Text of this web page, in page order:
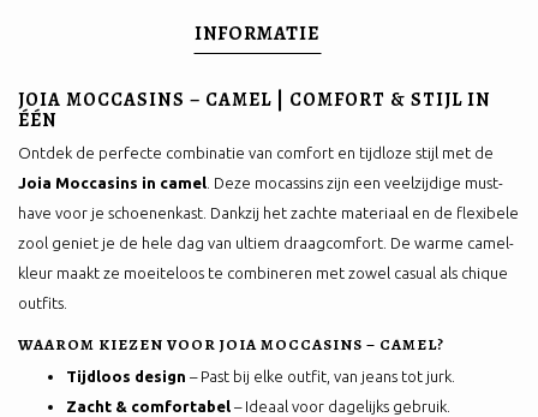
INFORMATIE
JOIA MOCCASINS – CAMEL | COMFORT & STIJL IN
ÉÉN
Ontdek de perfecte combinatie van comfort en tijdloze stijl met de
Joia Moccasins in camel . Deze mocassins zijn een veelzijdige must-
have voor je schoenenkast. Dankzij het zachte materiaal en de flexibele
zool geniet je de hele dag van ultiem draagcomfort. De warme camel-
kleur maakt ze moeiteloos te combineren met zowel casual als chique
outfits.
WAAROM KIEZEN VOOR JOIA MOCCASINS – CAMEL?
Tijdloos design – Past bij elke outfit, van jeans tot jurk.
Zacht & comfortabel – Ideaal voor dagelijks gebruik.